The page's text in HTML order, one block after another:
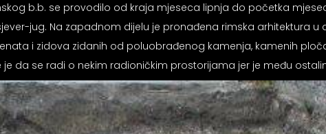
b.b. se provodilo od kraja mjeseca lipnja do početka
jug. Na zapadnom dijelu je pronađena rimska arhitektura u
i zidova zidanih od poluobrađenog kamenja, kamenih
da se radi o nekim radioničkim prostorijama jer je među